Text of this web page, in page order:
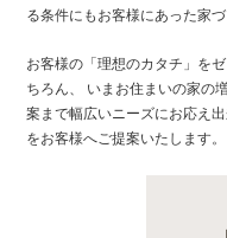
る条件にもお客様にあった家
お客様の「理想のカタチ」を
ちろん、
いまお住まいの家の
案まで幅広いニーズにお応え出
をお客様へご提案いたします。